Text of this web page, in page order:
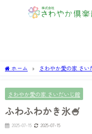
ホーム さわやか愛の家 さい
さわやか愛の家 さいだいじ館
ふわふわかき氷🍧
2025-07-15 2025-07-15